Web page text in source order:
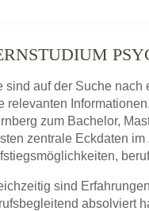
sind auf der Suche nach
relevanten
zum Bachelor,
zentrale Eckdaten
sind
absolviert